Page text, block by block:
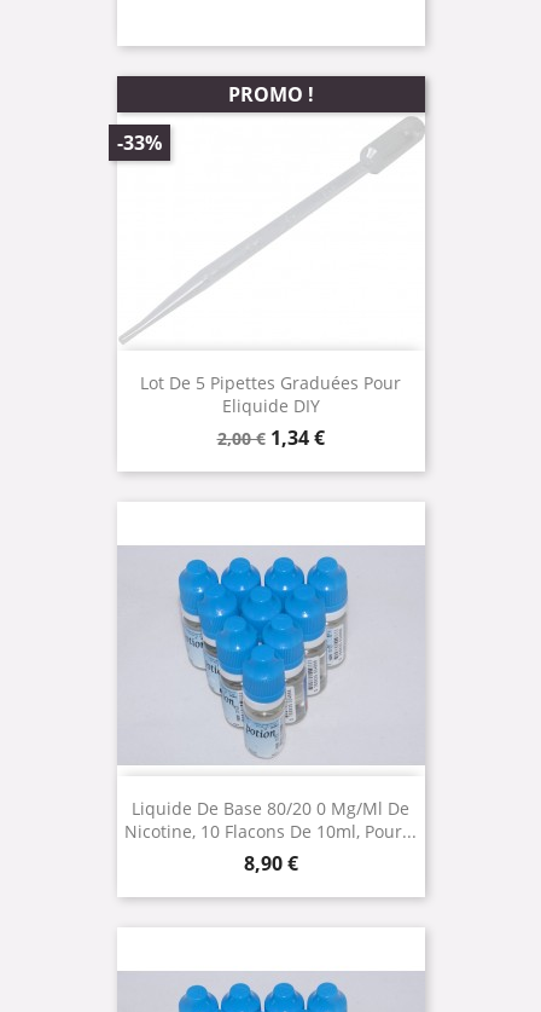
Lot De 5 Pipettes Graduées Pour
Eliquide DIY
Prix
2,00 €
-33%
Prix
1,34 €
PROMO !
Liquide De Base 80/20 0 Mg/ml De
Nicotine, 10 Flacons De 10ml, Pour...
Prix
8,90 €